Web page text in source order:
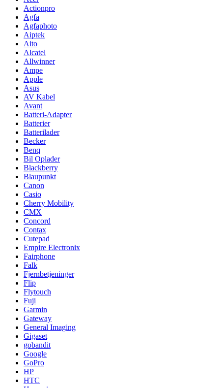
Actionpro
Agfa
Agfaphoto
Aiptek
Aito
Alcatel
Allwinner
Ampe
Apple
Asus
AV Kabel
Avant
Batteri-Adapter
Batterier
Batterilader
Becker
Benq
Bil Oplader
Blackberry
Blaupunkt
Canon
Casio
Cherry Mobility
CMX
Concord
Contax
Cutepad
Empire Electronix
Fairphone
Falk
Fjernbetjeninger
Flip
Flytouch
Fuji
Garmin
Gateway
General Imaging
Gigaset
gobandit
Google
GoPro
HP
HTC